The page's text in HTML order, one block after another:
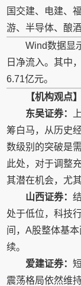
国交建、电建、
游、半导体、酿
Wind数据显
日净流入。其中
6.71亿元。
【机构观点】
东吴证券：
筹白马，从历史
数级别的突破是
此处，对于调整
其潜在机会，尤
山西证券：
处于低位，科技
间，A股整体基
续。
爱建证券：
震荡格局依然维